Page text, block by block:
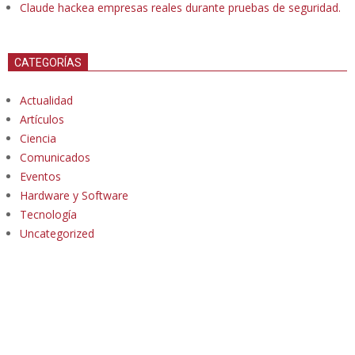
Claude hackea empresas reales durante pruebas de seguridad.
CATEGORÍAS
Actualidad
Artículos
Ciencia
Comunicados
Eventos
Hardware y Software
Tecnología
Uncategorized